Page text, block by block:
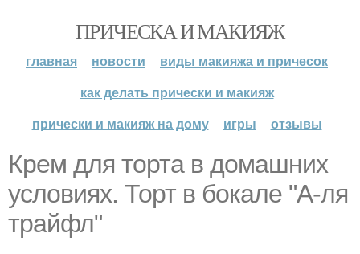
ПРИЧЕСКА И МАКИЯЖ
главная новости
виды макияжа и причесок
как делать прически и макияж
прически и макияж на дому
игры отзывы
Крем для торта в домашних
условиях. Торт в бокале "А-ля
трайфл"